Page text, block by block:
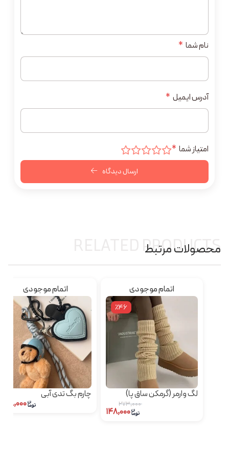
نام شما *
آدرس ایمیل *
امتیاز شما *
ارسال دیدگاه
محصولات مرتبط
RELATED PRODUCTS
اتمام موجودی
٪46
لگ وارمر (گرمکن ساق پا)
۲۷۳,۰۰۰
اتمام موجودی
چارم بگ تدی آبی